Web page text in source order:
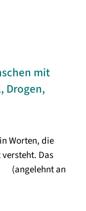
mit
Drogen,
Worten, die
Das
(angelehnt an